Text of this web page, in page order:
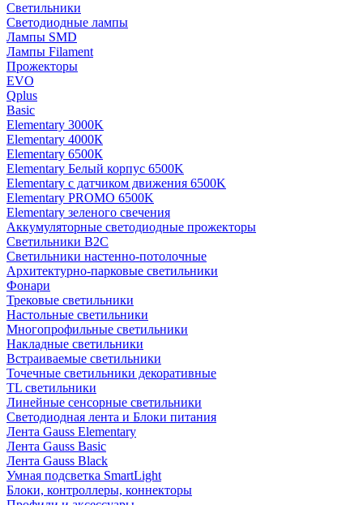
Светильники
Светодиодные лампы
Лампы SMD
Лампы Filament
Прожекторы
EVO
Qplus
Basic
Elementary 3000K
Elementary 4000К
Elementary 6500К
Elementary Белый корпус 6500K
Elementary с датчиком движения 6500K
Elementary PROMO 6500K
Elementary зеленого свечения
Аккумуляторные светодиодные прожекторы
Светильники B2C
Светильники настенно-потолочные
Архитектурно-парковые светильники
Фонари
Трековые светильники
Настольные светильники
Многопрофильные светильники
Накладные светильники
Встраиваемые светильники
Точечные светильники декоративные
TL светильники
Линейные сенсорные светильники
Светодиодная лента и Блоки питания
Лента Gauss Elementary
Лента Gauss Basic
Лента Gauss Black
Умная подсветка SmartLight
Блоки, контроллеры, коннекторы